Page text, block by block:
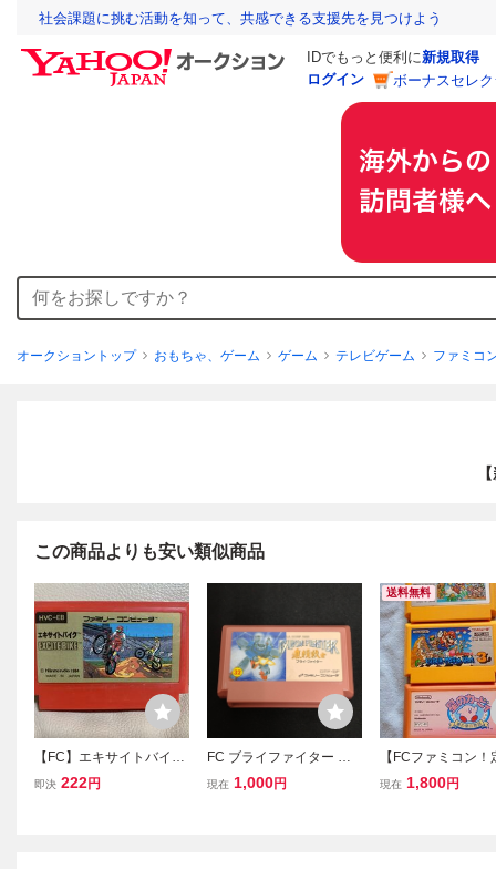
社会課題に挑む活動を知って、共感できる支援先を見つけよう
IDでもっと便利に新規取得
ログイン
ボーナスセレ
オークショントップ おもちゃ、ゲーム ゲーム テレビゲーム ファミコ
この商品よりも安い類似商品
【FC】エキサイトバイ
ク ファミコン 任天堂
即決 222円
FC ブライファイター ソ
フトのみ 動作確認済み フ
現在 1,000円
送料無料
【FCファミコン！
クションまとめ売
現在 1,800円